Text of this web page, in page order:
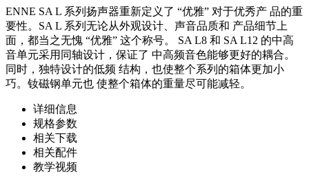
ENNE SA L 系列扬声器重新定义了 “优雅” 对于优秀产 品的重
要性。SA L 系列无论从外观设计、声音品质和 产品细节上
面，都当之无愧 “优雅” 这个称号。 SA L8 和 SA L12 的中高
音单元采用同轴设计，保证了 中高频音色能够更好的耦合。
同时，独特设计的低频 结构，也使整个系列的箱体更加小
巧。钕磁钢单元也 使整个箱体的重量尽可能减轻。
详细信息
规格参数
相关下载
相关配件
教学视频